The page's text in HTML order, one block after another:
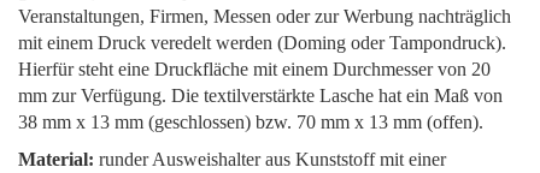
Veranstaltungen, Firmen, Messen oder zur Werbung nachträglich
mit einem Druck veredelt werden (Doming oder Tampondruck).
Hierfür steht eine Druckfläche mit einem Durchmesser von 20
mm zur Verfügung. Die textilverstärkte Lasche hat ein Maß von
38 mm x 13 mm (geschlossen) bzw. 70 mm x 13 mm (offen).
Material: runder Ausweishalter aus Kunststoff mit einer